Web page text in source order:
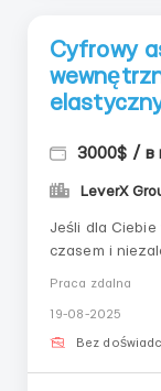
Cyfrowy
3000$ / в
LeverX
Jeśli dla
czasem i
algorytmem,
Cię czeka:–
Praca zdalna
19-08-2025
Bez